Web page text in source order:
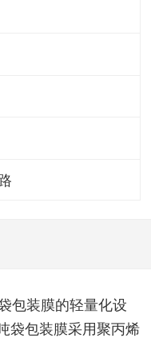
包装膜的轻量化设
袋包装膜采用聚丙烯